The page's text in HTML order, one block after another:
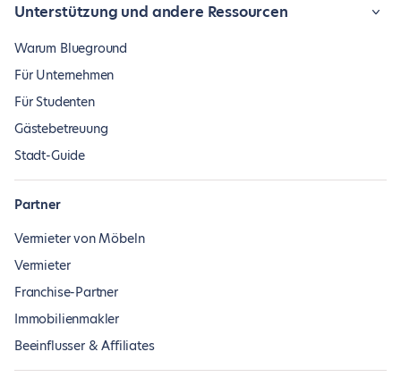
Unterstützung und andere Ressourcen
Warum Blueground
Für Unternehmen
Für Studenten
Gästebetreuung
Stadt-Guide
Partner
Vermieter von Möbeln
Vermieter
Franchise-Partner
Immobilienmakler
Beeinflusser & Affiliates